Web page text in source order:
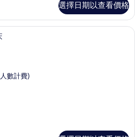
選擇日期以查看價格
標準客房, 1 張標準雙人床 | 客房內保
數計費)